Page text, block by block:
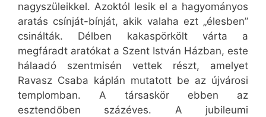
nagyszüleikkel. Azoktól lesik el a hagyományos
aratás csínját-bínját, akik valaha ezt „élesben”
csinálták. Délben kakaspörkölt várta a
megfáradt aratókat a Szent István Házban, este
hálaadó szentmisén vettek részt, amelyet
Ravasz Csaba káplán mutatott be az újvárosi
templomban. A társaskör ebben az
esztendőben százéves. A jubileumi